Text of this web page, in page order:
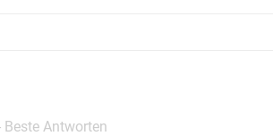
Beste Antworten